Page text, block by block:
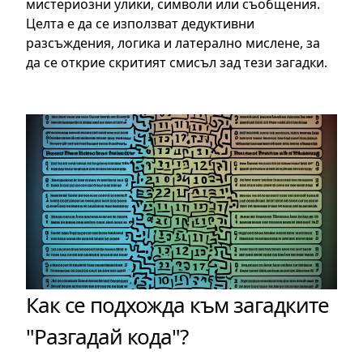
мистериозни улики, символи или съобщения.
Целта е да се използват дедуктивни
разсъждения, логика и латерално мислене, за
да се открие скритият смисъл зад тези загадки.
Как се подхожда към загадките
"Разгадай кода"?